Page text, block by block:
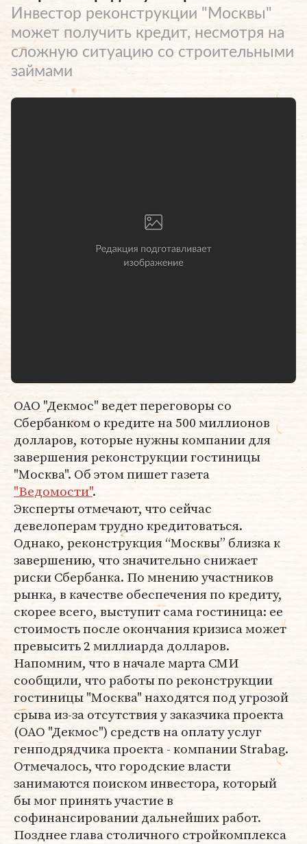
Инвестор реконструкции "Москвы"
может получить кредит, несмотря на
сложную ситуацию со строительными
займами
ОАО "Декмос" ведет переговоры со
Сбербанком о кредите на 500 миллионов
долларов, которые нужны компании для
завершения реконструкции гостиницы
"Москва". Об этом пишет газета
"Ведомости".
Эксперты отмечают, что сейчас
девелоперам трудно кредитоваться.
Однако, реконструкция “Москвы” близка к
завершению, что значительно снижает
риски Сбербанка. По мнению участников
рынка, в качестве обеспечения по кредиту,
скорее всего, выступит сама гостиница: ее
стоимость после окончания кризиса может
превысить 2 миллиарда долларов.
Напомним, что в начале марта СМИ
сообщили, что работы по реконструкции
гостиницы "Москва" находятся под угрозой
срыва из-за отсутствия у заказчика проекта
(ОАО "Декмос") средств на оплату услуг
генподрядчика проекта - компании Strabag.
Отмечалось, что городские власти
занимаются поиском инвестора, который
бы мог принять участие в
софинансировании дальнейших работ.
Позднее глава столичного стройкомплекса